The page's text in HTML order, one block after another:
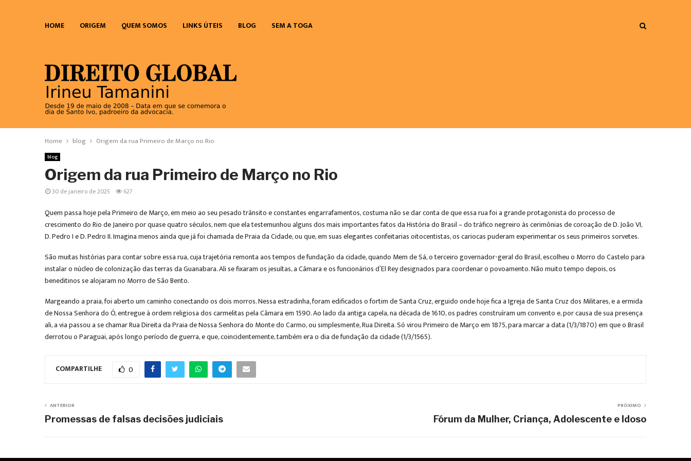
HOME ORIGEM QUEM SOMOS LINKS ÚTEIS BLOG SEM A TOGA
Home blog Origem da rua Primeiro de Março no Rio
blog
Origem da rua Primeiro de Março no Rio
30 de janeiro de 2025 627
Quem passa hoje pela Primeiro de Março, em meio ao seu pesado trânsito e constantes engarrafamentos, costuma não se dar conta de que essa rua foi a grande protagonista do processo de
crescimento do Rio de Janeiro por quase quatro séculos, nem que ela testemunhou alguns dos mais importantes fatos da História do Brasil – do tráfico negreiro às cerimônias de coroação de D. João VI,
D. Pedro I e D. Pedro II. Imagina menos ainda que já foi chamada de Praia da Cidade, ou que, em suas elegantes confeitarias oitocentistas, os cariocas puderam experimentar os seus primeiros sorvetes.
São muitas histórias para contar sobre essa rua, cuja trajetória remonta aos tempos de fundação da cidade, quando Mem de Sá, o terceiro governador-geral do Brasil, escolheu o Morro do Castelo para
instalar o núcleo de colonização das terras da Guanabara. Ali se fixaram os jesuítas, a Câmara e os funcionários d’El Rey designados para coordenar o povoamento. Não muito tempo depois, os
beneditinos se alojaram no Morro de São Bento.
Margeando a praia, foi aberto um caminho conectando os dois morros. Nessa estradinha, foram edificados o fortim de Santa Cruz, erguido onde hoje fica a Igreja de Santa Cruz dos Militares, e a ermida
de Nossa Senhora do Ó, entregue à ordem religiosa dos carmelitas pela Câmara em 1590. Ao lado da antiga capela, na década de 1610, os padres construíram um convento e, por causa de sua presença
ali, a via passou a se chamar Rua Direita da Praia de Nossa Senhora do Monte do Carmo, ou simplesmente, Rua Direita. Só virou Primeiro de Março em 1875, para marcar a data (1/3/1870) em que o Brasil
derrotou o Paraguai, após longo período de guerra, e que, coincidentemente, também era o dia de fundação da cidade (1/3/1565).
COMPARTILHE 0
ANTERIOR
Promessas de falsas decisões judiciais
PRÓXIMO
Fórum da Mulher, Criança, Adolescente e Idoso